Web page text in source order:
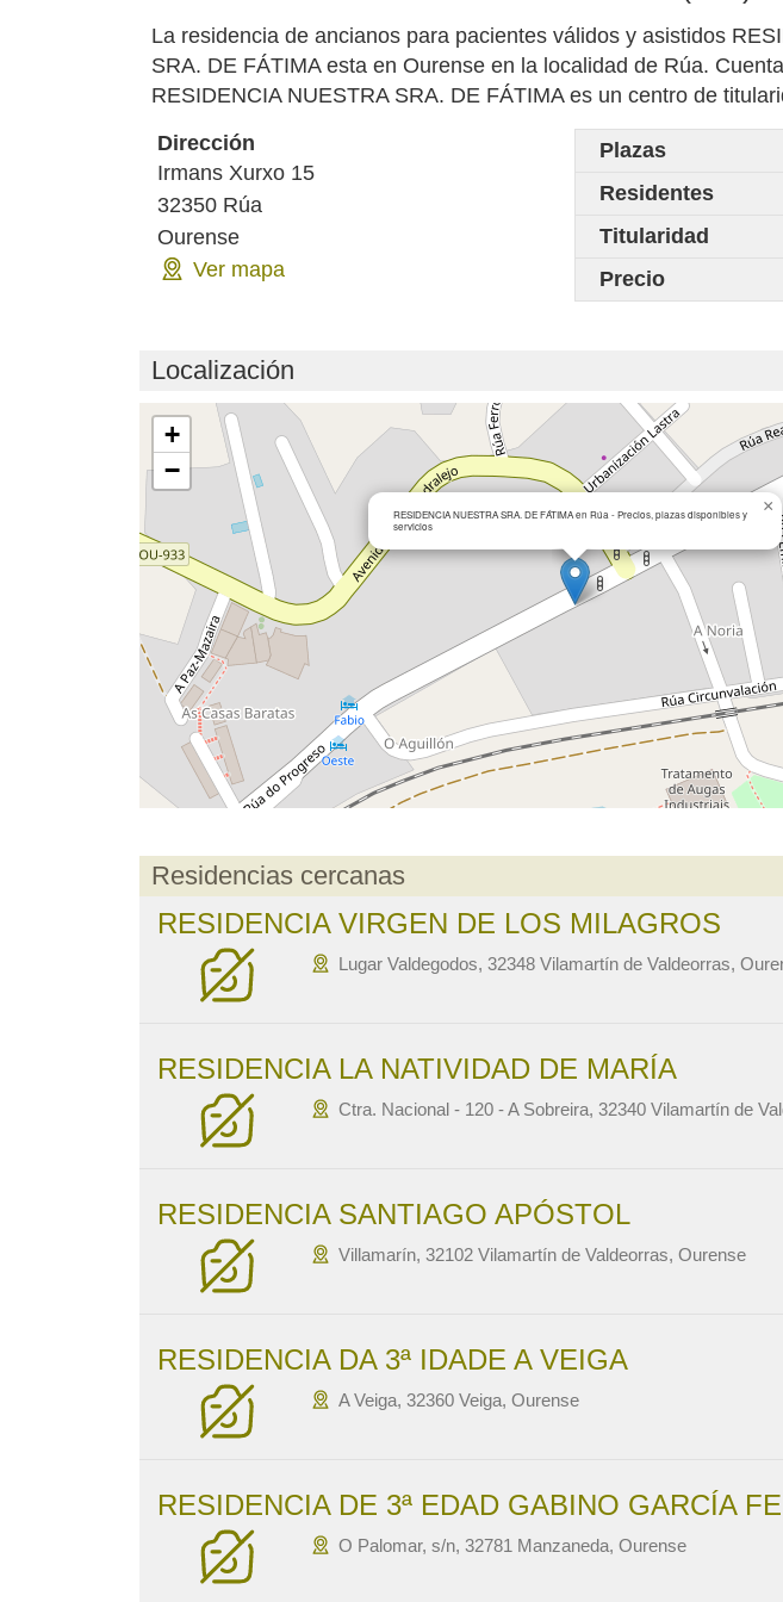
La residencia de ancianos para pacientes válidos y asistidos
SRA. DE FÁTIMA esta en Ourense en la localidad de Rúa.
RESIDENCIA NUESTRA SRA. DE FÁTIMA es un centro de
Dirección
Irmans Xurxo 15
32350 Rúa
Ourense
Ver mapa
Plazas
Residentes
Titularidad
Precio
Localización
RESIDENCIA NUESTRA SRA. DE FÁTIMA en Rúa - Precios, plazas disponibles y
servicios
×
+
−
Residencias cercanas
RESIDENCIA VIRGEN DE LOS MILAGROS
Lugar Valdegodos, 32348 Vilamartín de Valdeorras,
RESIDENCIA LA NATIVIDAD DE MARÍA
Ctra. Nacional - 120 - A Sobreira, 32340 Vilamartín de
RESIDENCIA SANTIAGO APÓSTOL
Villamarín, 32102 Vilamartín de Valdeorras, Ourense
RESIDENCIA DA 3ª IDADE A VEIGA
A Veiga, 32360 Veiga, Ourense
RESIDENCIA DE 3ª EDAD GABINO GARCÍA
O Palomar, s/n, 32781 Manzaneda, Ourense